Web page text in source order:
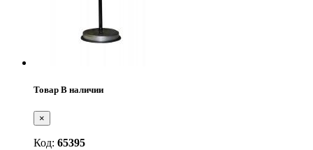
Товар В наличии
×
Код: 65395